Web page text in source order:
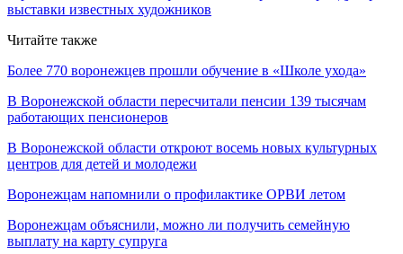
выставки известных художников
Читайте также
Более 770 воронежцев прошли обучение в «Школе ухода»
В Воронежской области пересчитали пенсии 139 тысячам
работающих пенсионеров
В Воронежской области откроют восемь новых культурных
центров для детей и молодежи
Воронежцам напомнили о профилактике ОРВИ летом
Воронежцам объяснили, можно ли получить семейную
выплату на карту супруга